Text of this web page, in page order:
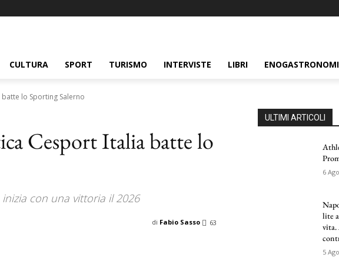
CULTURA SPORT TURISMO INTERVISTE LIBRI
lo Sporting Salerno
Cesport Italia batte lo
con una vittoria il 2026
63
di Fabio Sasso
ULTIMI ARTICOLI
6
lite
vita.
5